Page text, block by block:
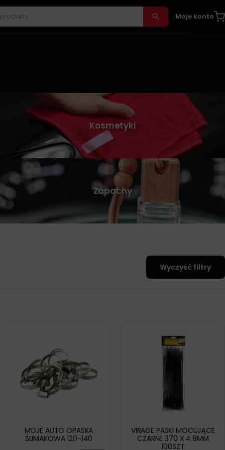
Moje konto
Kosmetyki
Zapachy
Wyczyść filtry
MOJE AUTO OPASKA
ŚLIMAKOWA 120-140
VIRAGE PASKI MOCUJĄCE
CZARNE 370 X 4.8MM
100SZT